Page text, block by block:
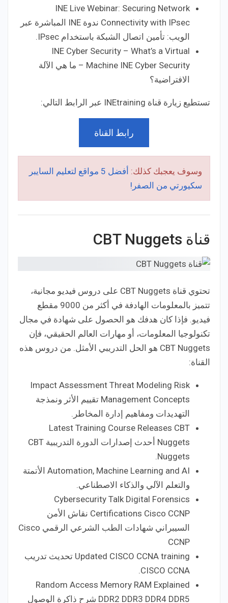
INE Live Webinar: Securing Network
Connectivity with IPsec ندوة INE المباشرة عبر
الويب: تأمين اتصال الشبكة باستخدام IPsec.
INE Cyber Security – What’s a Virtual
Machine INE Cyber ​​Security – ما هي الآلة
الافتراضية؟
تستطيع زيارة قناة INEtraining عبر الرابط التالي:
رابط القناة
وسوف يعجبك كذلك:
أفضل 5 مواقع لتعليم السايبر
سكيورتي من الصفر!
قناة CBT Nuggets
تحتوي قناة CBT Nuggets على دروس فيديو مجانية،
تتميز بالمعلومات الهادفة في أكثر من 9000 مقطع
فيديو. فإذا كان هدفك هو الحصول على شهادة في مجال
تكنولوجيا المعلومات، أو مهارات العالم الحقيقي، فإن
CBT Nuggets هو الحل التدريبي الأمثل. من دروس هذه
القناة:
Impact Assessment Threat Modeling Risk
Management Concepts تقييم الأثر ونمذجة
التهديدات ومفاهيم إدارة المخاطر.
Latest Training Course Releases CBT
Nuggets أحدث إصدارات الدورة التدريبية CBT
Nuggets.
Automation, Machine Learning and AI الأتمتة
والتعلم الآلي والذكاء الاصطناعي.
Cybersecurity Talk Digital Forensics
Certifications Cisco CCNP نقاش الأمن
السيبراني شهادات الطب الشرعي الرقمي Cisco
CCNP
Updated CISCO CCNA training تحديث تدريب
CISCO CCNA.
Random Access Memory RAM Explained
DDR2 DDR3 DDR4 DDR5 شرح ذاكرة الوصول